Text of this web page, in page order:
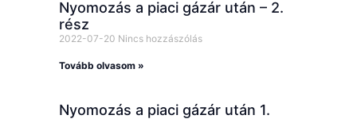
Nyomozás a piaci gázár után – 2.
rész
2022-07-20 Nincs hozzászólás
Tovább olvasom »
Nyomozás a piaci gázár után 1.